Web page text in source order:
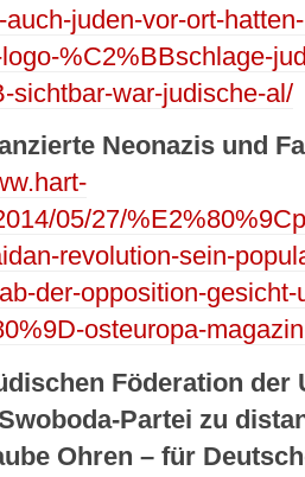
juden-vor-ort-
%C2%BBschlage-
sichtbar-war-judische-al/
Neonazis und
05/27/
revolution-sein-
der-opposition-gesicht-
osteuropa-
Föderation der
Partei zu
Ohren – für